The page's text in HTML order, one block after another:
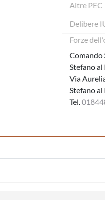
Altre PEC
Delibere
Forze
Comando
Stefano al
Via
Stefano
Tel.